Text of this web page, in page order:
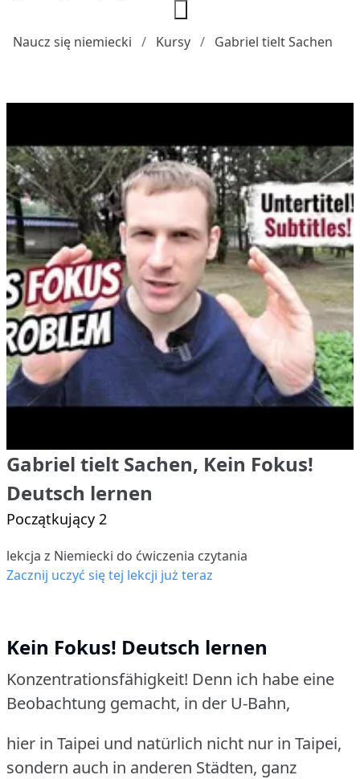
Naucz się niemiecki Kursy Gabriel tielt Sachen
Gabriel tielt Sachen, Kein Fokus!
Deutsch lernen
Początkujący 2
lekcja z Niemiecki do ćwiczenia czytania
Zacznij uczyć się tej lekcji już teraz
Kein Fokus! Deutsch lernen
Konzentrationsfähigkeit! Denn ich habe eine
Beobachtung gemacht, in der U-Bahn,
hier in Taipei und natürlich nicht nur in Taipei,
sondern auch in anderen Städten, ganz